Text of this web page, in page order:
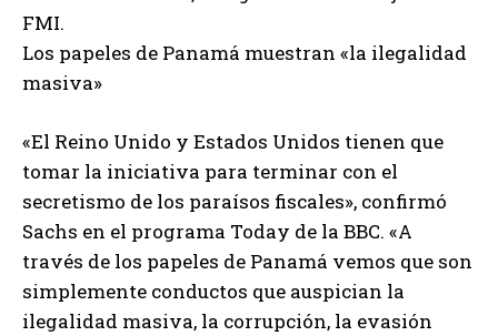
FMI.
Los papeles de Panamá muestran «la ilegalidad
masiva»
«El Reino Unido y Estados Unidos tienen que
tomar la iniciativa para terminar con el
secretismo de los paraísos fiscales», confirmó
Sachs en el programa Today de la BBC. «A
través de los papeles de Panamá vemos que son
simplemente conductos que auspician la
ilegalidad masiva, la corrupción, la evasión